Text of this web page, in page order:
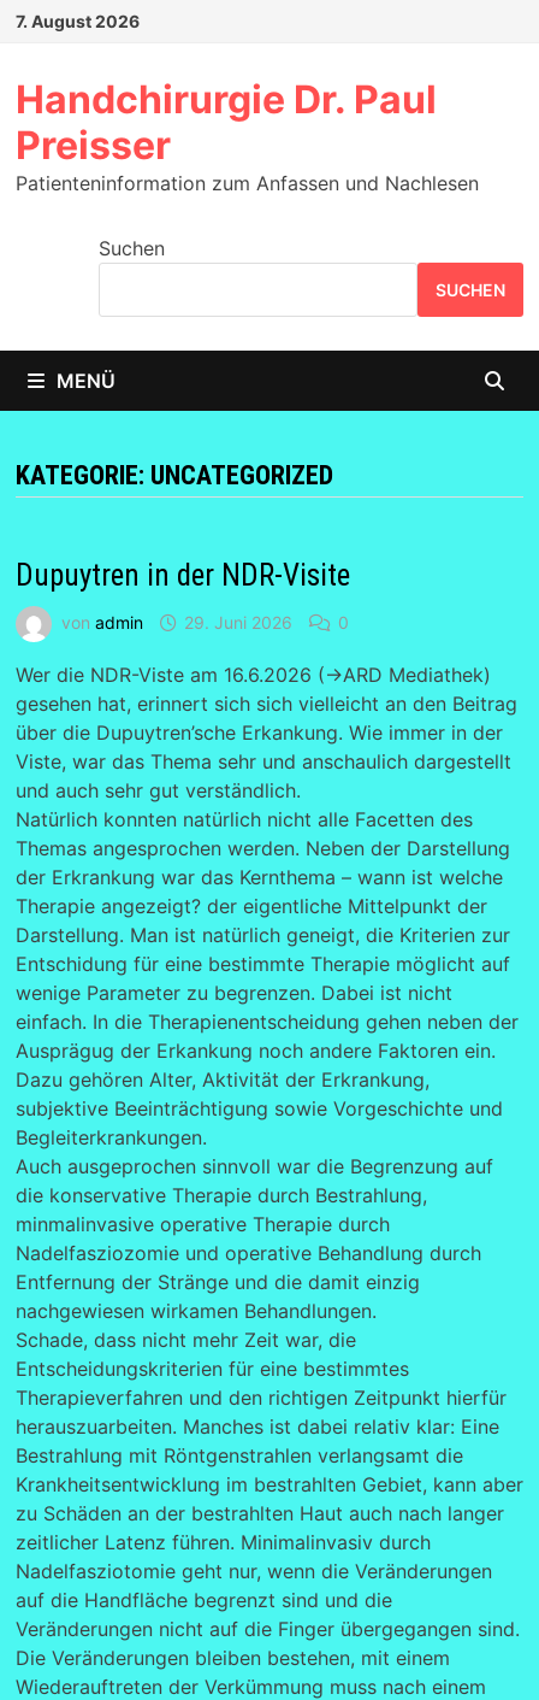
Zum
7. August 2026
Handchirurgie Dr. Paul
Preisser
Patienteninformation zum Anfassen und Nachlesen
Suchen
SUCHEN
MENÜ
KATEGORIE: UNCATEGORIZED
Dupuytren in der NDR-Visite
von admin 29. Juni 2026 0
Wer die NDR-Viste am 16.6.2026 (->ARD Mediathek)
gesehen hat, erinnert sich sich vielleicht an den Beitrag
über die Dupuytren’sche Erkankung. Wie immer in der
Viste, war das Thema sehr und anschaulich dargestellt
und auch sehr gut verständlich.
Natürlich konnten natürlich nicht alle Facetten des
Themas angesprochen werden. Neben der Darstellung
der Erkrankung war das Kernthema – wann ist welche
Therapie angezeigt? der eigentliche Mittelpunkt der
Darstellung. Man ist natürlich geneigt, die Kriterien zur
Entschidung für eine bestimmte Therapie möglicht auf
wenige Parameter zu begrenzen. Dabei ist nicht
einfach. In die Therapienentscheidung gehen neben der
Ausprägug der Erkankung noch andere Faktoren ein.
Dazu gehören Alter, Aktivität der Erkrankung,
subjektive Beeinträchtigung sowie Vorgeschichte und
Begleiterkrankungen.
Auch ausgeprochen sinnvoll war die Begrenzung auf
die konservative Therapie durch Bestrahlung,
minmalinvasive operative Therapie durch
Nadelfasziozomie und operative Behandlung durch
Entfernung der Stränge und die damit einzig
nachgewiesen wirkamen Behandlungen.
Schade, dass nicht mehr Zeit war, die
Entscheidungskriterien für eine bestimmtes
Therapieverfahren und den richtigen Zeitpunkt hierfür
herauszuarbeiten. Manches ist dabei relativ klar: Eine
Bestrahlung mit Röntgenstrahlen verlangsamt die
Krankheitsentwicklung im bestrahlten Gebiet, kann aber
zu Schäden an der bestrahlten Haut auch nach langer
zeitlicher Latenz führen. Minimalinvasiv durch
Nadelfasziotomie geht nur, wenn die Veränderungen
auf die Handfläche begrenzt sind und die
Veränderungen nicht auf die Finger übergegangen sind.
Die Veränderungen bleiben bestehen, mit einem
Wiederauftreten der Verkümmung muss nach einem